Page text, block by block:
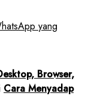
yang
Browser,
Cara Menyadap